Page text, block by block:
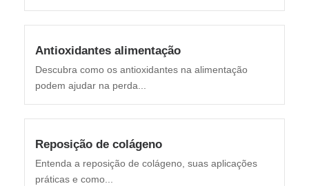
Antioxidantes alimentação
Descubra como os antioxidantes na alimentação
podem ajudar na perda...
Reposição de colágeno
Entenda a reposição de colágeno, suas aplicações
práticas e como...